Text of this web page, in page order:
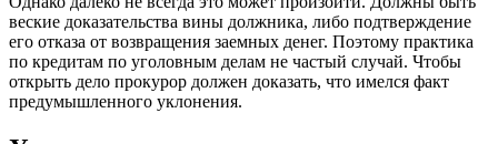
веские доказательства вины должника, либо подтверждение
его отказа от возвращения заемных денег. Поэтому практика
по кредитам по уголовным делам не частый случай. Чтобы
открыть дело прокурор должен доказать, что имелся факт
предумышленного уклонения.